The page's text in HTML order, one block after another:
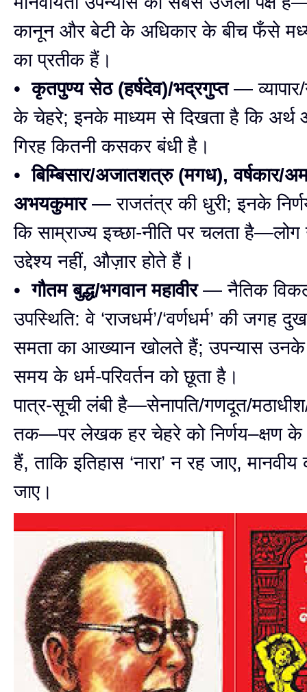
कानून और बेटी के अधिकार के बीच फँसे
का प्रतीक हैं।
•कृतपुण्य सेठ (हर्षदेव)/भद्रगुप्त—
के चेहरे; इनके माध्यम से दिखता है कि अर्थ
गिरह कितनी कसकर बंधी है।
•बिम्बिसार/अजातशत्रु (मगध), वर्षकार/
अभयकुमार— राजतंत्र की धुरी; इनके
कि साम्राज्य इच्छा-नीति पर चलता
उद्देश्य नहीं, औज़ार होते हैं।
•गौतम बुद्ध/भगवान महावीर— नैतिक
उपस्थिति: वे ‘राजधर्म’/‘वर्णधर्म’ की जगह
समता का आख्यान खोलते हैं; उपन्यास उनके
समय के धर्म-परिवर्तन को छूता है।
पात्र-सूची लंबी है—सेनापति/गणदूत/मठाधीश/
तक—पर लेखक हर चेहरे को निर्णय–क्षण के
हैं, ताकि इतिहास ‘नारा’ न रह जाए,
जाए।